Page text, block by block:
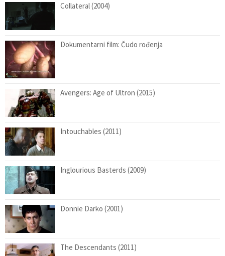
Collateral (2004)
Dokumentarni film: Čudo rođenja
Avengers: Age of Ultron (2015)
Intouchables (2011)
Inglourious Basterds (2009)
Donnie Darko (2001)
The Descendants (2011)